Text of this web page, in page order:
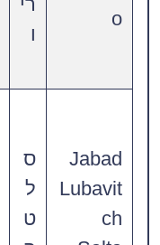
o
ו
Jabad
Lubavit
ch
ס
ל
ט